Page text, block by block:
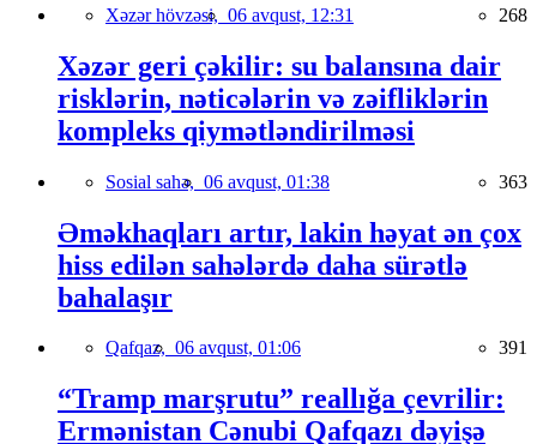
Xəzər hövzəsi, 06 avqust, 12:31 268
Xəzər geri çəkilir: su balansına dair
risklərin, nəticələrin və zəifliklərin
kompleks qiymətləndirilməsi
Sosial sahə, 06 avqust, 01:38 363
Əməkhaqları artır, lakin həyat ən çox
hiss edilən sahələrdə daha sürətlə
bahalaşır
Qafqaz, 06 avqust, 01:06 391
“Tramp marşrutu” reallığa çevrilir:
Ermənistan Cənubi Qafqazı dəyişə